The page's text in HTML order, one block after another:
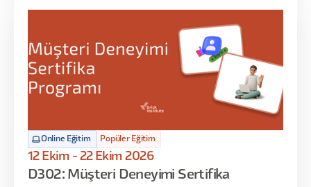
Online Eğitim Popüler Eğitim
12 Ekim - 22 Ekim 2026
D302: Müşteri Deneyimi Sertifika